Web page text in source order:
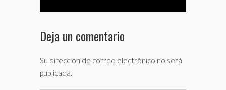
Deja un comentario
Su dirección de correo electrónico no será
publicada.